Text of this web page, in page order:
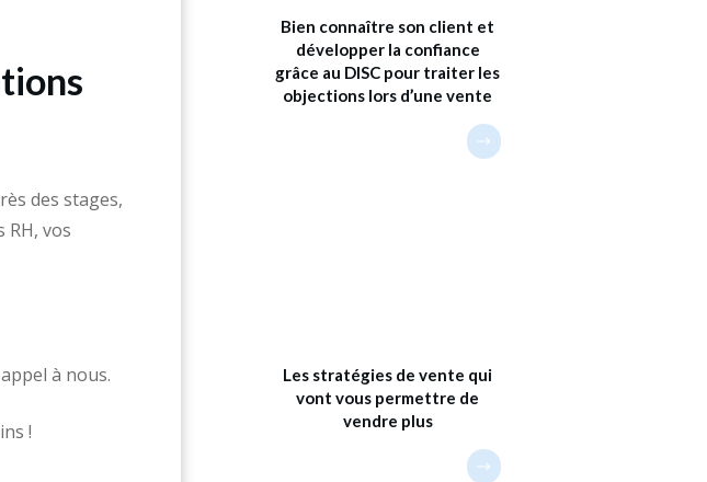
des stages,
vos
à nous.
!
Bien connaître son client et
développer la confiance
grâce au DISC pour traiter les
objections lors d’une vente
Les stratégies de vente qui
vont vous permettre de
vendre plus